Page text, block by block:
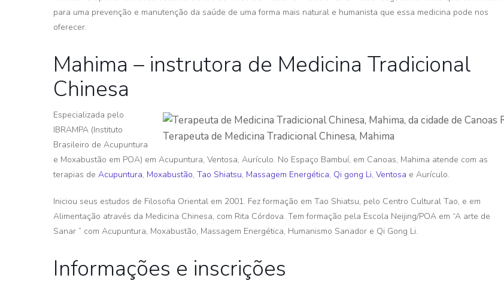
para uma prevenção e manutenção da saúde de uma forma mais natural e humanista que essa medicina pode nos
oferecer.
Mahima – instrutora de Medicina Tradicional
Chinesa
Terapeuta de Medicina Tradicional Chinesa, Mahima
Especializada pelo
IBRAMPA (Instituto
Brasileiro de Acupuntura
e Moxabustão em POA) em Acupuntura, Ventosa, Aurículo. No Espaço Bambuí, em Canoas, Mahima atende com as
terapias de Acupuntura, Moxabustão, Tao Shiatsu, Massagem Energética, Qi gong Li, Ventosa e Aurículo.
Iniciou seus estudos de Filosofia Oriental em 2001. Fez formação em Tao Shiatsu, pelo Centro Cultural Tao, e em
Alimentação através da Medicina Chinesa, com Rita Córdova. Tem formação pela Escola Neijing/POA em “A arte de
Sanar ” com Acupuntura, Moxabustão, Massagem Energética, Humanismo Sanador e Qi Gong Li.
Informações e inscrições